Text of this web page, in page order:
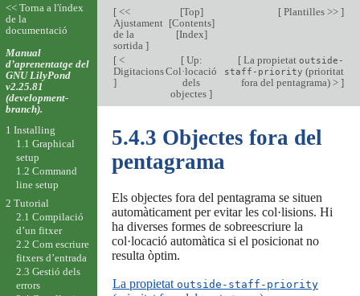
[<<
Ajustament
de la
sortida ]
[Top]
[Contents]
[Index]
[Plantilles >> ]
[<
Digitacions
]
[Up:
Col·locació
dels
objectes]
[La propietat outside-
staff-priority (prioritat
fora del pentagrama) > ]
5.4.3 Objectes fora del
pentagrama
Els objectes fora del pentagrama se situen
automàticament per evitar les col·lisions. Hi
ha diverses formes de sobreescriure la
col·locació automàtica si el posicionat no
resulta òptim.
La propietat outside-staff-priority
<< Torna a l'índex
de la
documentació
Manual
d’aprenentatge del
GNU LilyPond
v2.25.81
(development-
branch).
1 Installing
1.1 Graphical
setup
1.2 Command
line setup
2 Tutorial
2.1 Compilació
d’un fitxer
2.2 Com escriure
fitxers d’entrada
2.3 Gestió dels
errors